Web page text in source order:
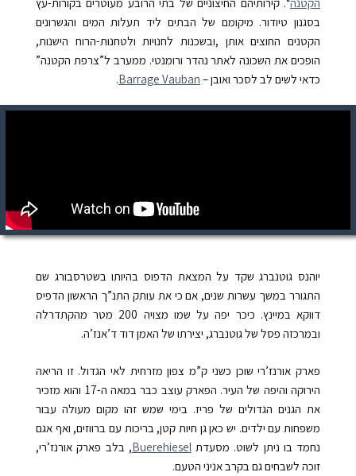
בסגנון טיודור. מיקומם של הבתים ליד תעלות המים והגשרונים
הקטנים החוצים אותן ,ובשכנות לחנויות ולטחנות-הרוח הישנות,
הופכים את השכונה לאתר נהדר ורומנטי. ממערב ל”צרפת הקטנה”
כדאי לשים לב לסכר ואובן – Barrage Vauban
.
יוהנס גוטנברג שקד על המצאת הדפוס בהיותו בשטרסבורג שם
התגורר במשך עשרות שנים, אם כי את עותק התנ”ך הראשון הדפיס
דווקא במיינץ. כיכר יפה על שמו מצויה 200 מטר מהקתדרלה
ובמרכזה פסל של גוטנברג, יצירתו של האמן דוד ד’אנז’ה.
פארק אורנז’רי שוכן כשני ק”מ צפון מזרחית לאי הגדול. זו הריאה
הירוקה והיפה של העיר. הפארק עוצב כבר במאה ה-17 והוא מזכיר
את הגנים הגדולים של פריז. בימי שמש זהו מקום מעולה עבור
משפחות עם ילדים. יש כאן גן חיות קטן, בריכות עם ברווזים, ואף אגם
נחמד בו ניתן לשוט. מסעדת Buerehiesel, בלב פארק אורנז’רי,
זוכה לשבחים גם בקרב אניני הטעם.